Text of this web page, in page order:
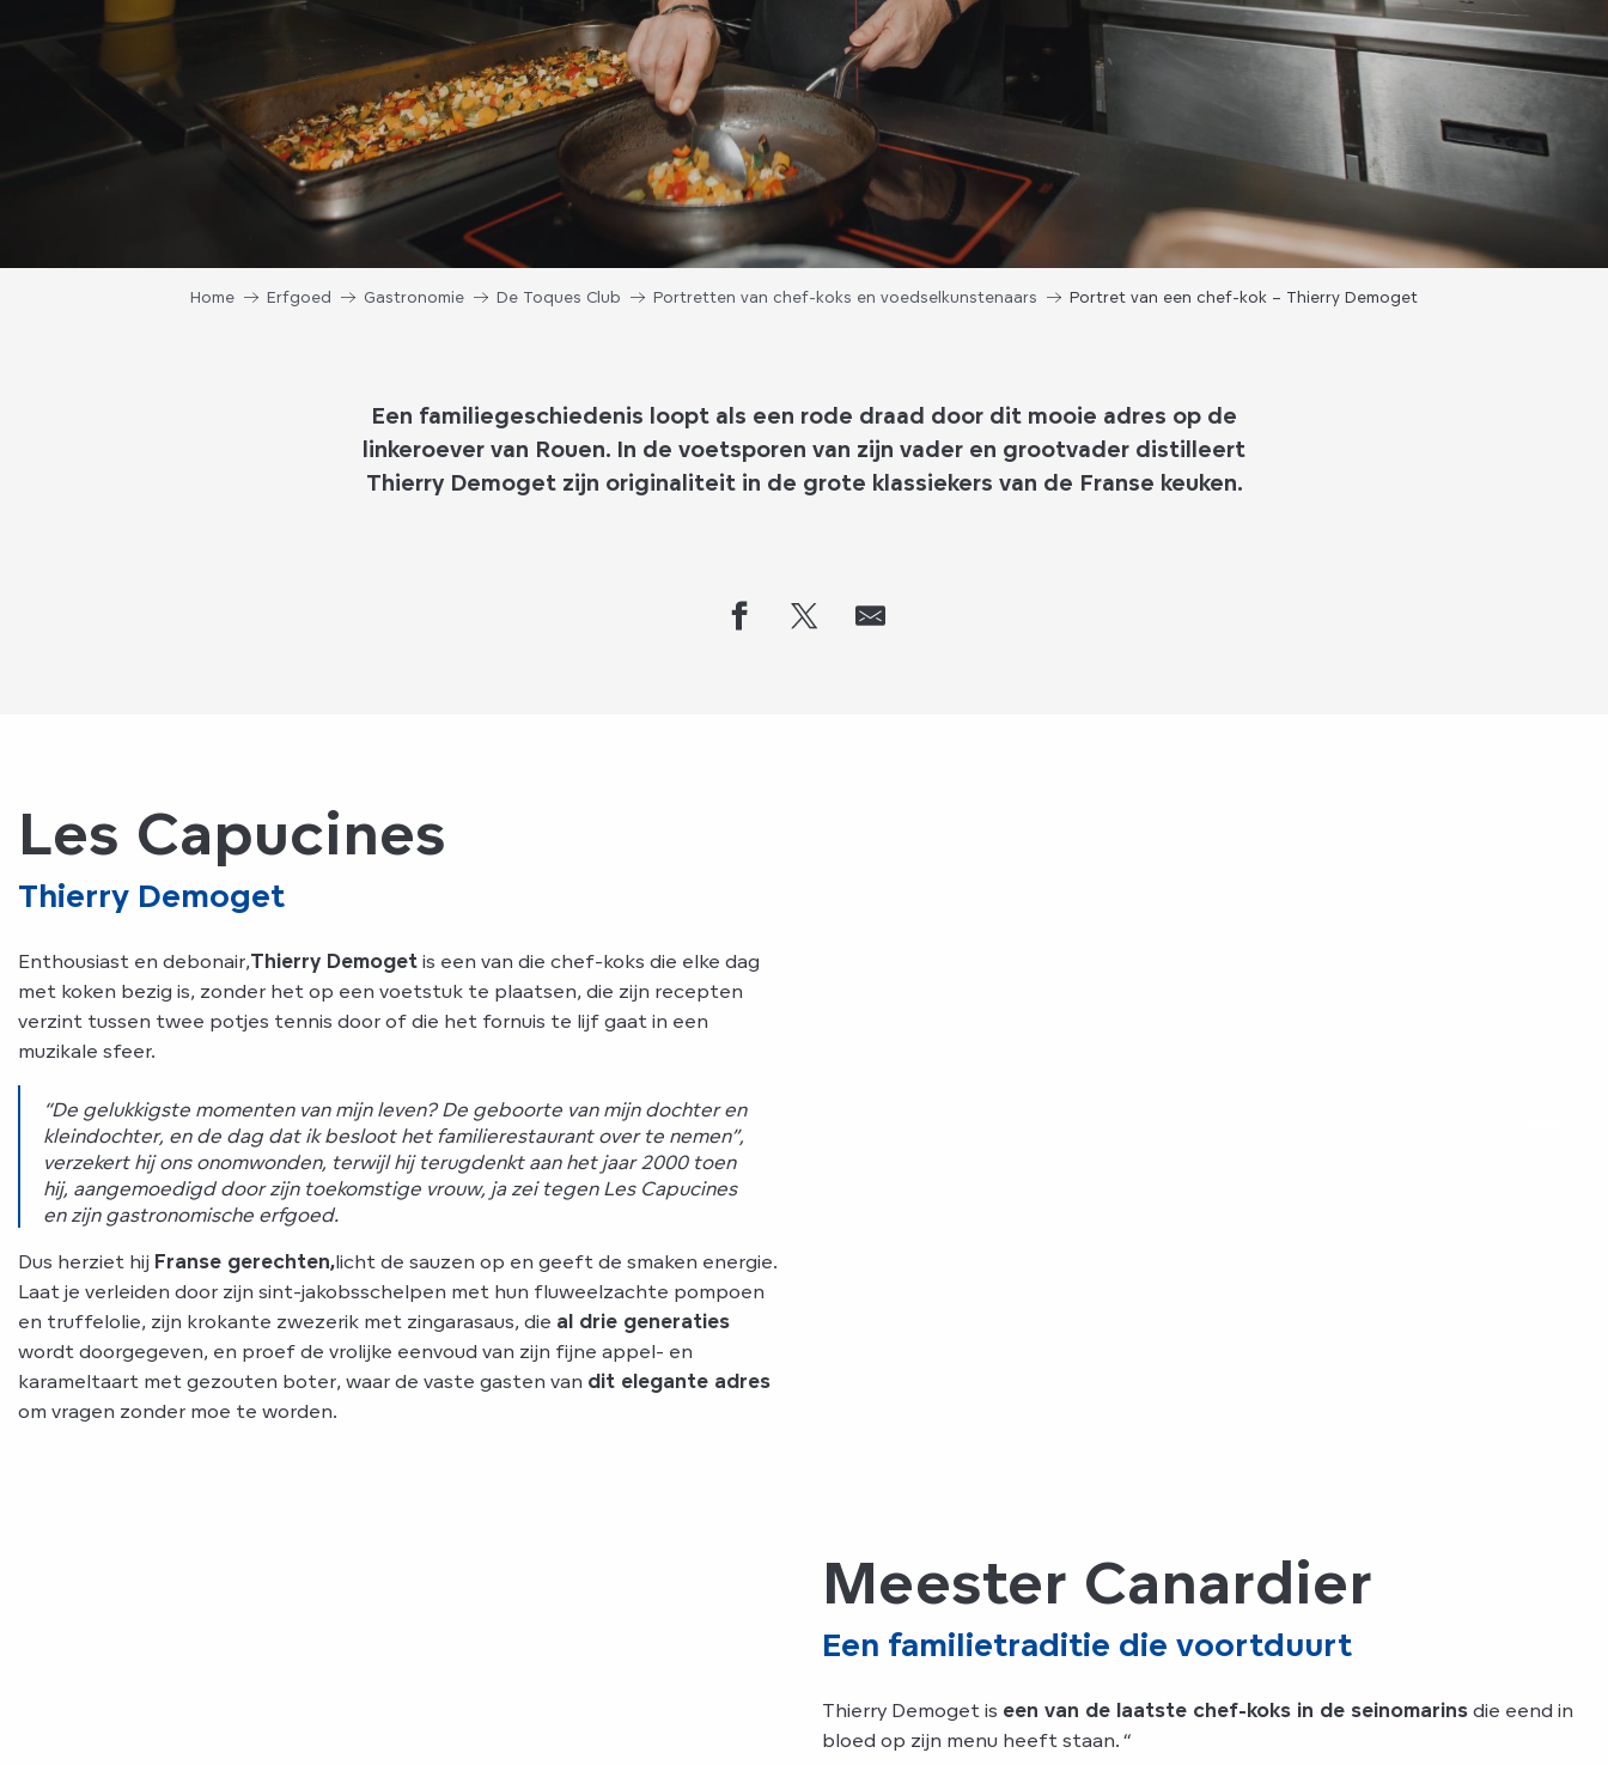
Home Erfgoed Gastronomie De Toques Club Portretten van chef-koks en voedselkunstenaars Portret van een chef-kok – Thierry Demoget
Een familiegeschiedenis loopt als een rode draad door dit mooie adres op de
linkeroever van Rouen. In de voetsporen van zijn vader en grootvader distilleert
Thierry Demoget zijn originaliteit in de grote klassiekers van de Franse keuken.
Les Capucines
Thierry Demoget
Enthousiast en debonair,Thierry Demoget is een van die chef-koks die elke dag
met koken bezig is, zonder het op een voetstuk te plaatsen, die zijn recepten
verzint tussen twee potjes tennis door of die het fornuis te lijf gaat in een
muzikale sfeer.
“De gelukkigste momenten van mijn leven? De geboorte van mijn dochter en
kleindochter, en de dag dat ik besloot het familierestaurant over te nemen”,
verzekert hij ons onomwonden, terwijl hij terugdenkt aan het jaar 2000 toen
hij, aangemoedigd door zijn toekomstige vrouw, ja zei tegen Les Capucines
en zijn gastronomische erfgoed.
Dus herziet hij Franse gerechten,licht de sauzen op en geeft de smaken energie.
Laat je verleiden door zijn sint-jakobsschelpen met hun fluweelzachte pompoen
en truffelolie, zijn krokante zwezerik met zingarasaus, die al drie generaties
wordt doorgegeven, en proef de vrolijke eenvoud van zijn fijne appel- en
karameltaart met gezouten boter, waar de vaste gasten van dit elegante adres
om vragen zonder moe te worden.
Meester Canardier
Een familietraditie die voortduurt
Thierry Demoget is een van de laatste chef-koks in de seinomarins die eend in
bloed op zijn menu heeft staan. “